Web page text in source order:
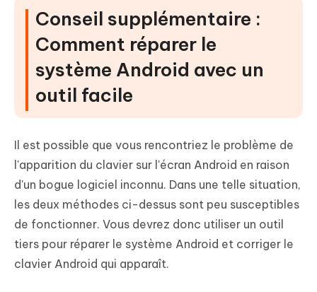
Conseil supplémentaire :
Comment réparer le
système Android avec un
outil facile
Il est possible que vous rencontriez le problème de
l'apparition du clavier sur l'écran Android en raison
d'un bogue logiciel inconnu. Dans une telle situation,
les deux méthodes ci-dessus sont peu susceptibles
de fonctionner. Vous devrez donc utiliser un outil
tiers pour réparer le système Android et corriger le
clavier Android qui apparaît.